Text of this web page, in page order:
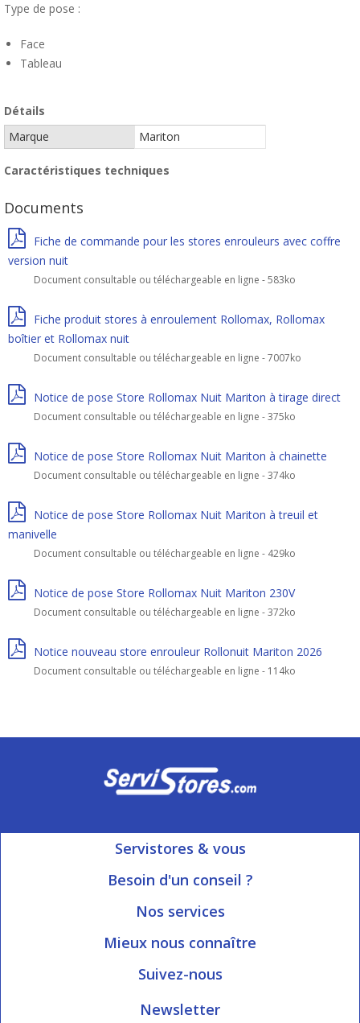
Type de pose :
Face
Tableau
Détails
Marque
Mariton
Caractéristiques techniques
Documents
Fiche de commande pour les stores enrouleurs avec coffre
version nuit
Document consultable ou téléchargeable en ligne - 583ko
Fiche produit stores à enroulement Rollomax, Rollomax
boîtier et Rollomax nuit
Document consultable ou téléchargeable en ligne - 7007ko
Notice de pose Store Rollomax Nuit Mariton à tirage direct
Document consultable ou téléchargeable en ligne - 375ko
Notice de pose Store Rollomax Nuit Mariton à chainette
Document consultable ou téléchargeable en ligne - 374ko
Notice de pose Store Rollomax Nuit Mariton à treuil et
manivelle
Document consultable ou téléchargeable en ligne - 429ko
Notice de pose Store Rollomax Nuit Mariton 230V
Document consultable ou téléchargeable en ligne - 372ko
Notice nouveau store enrouleur Rollonuit Mariton 2026
Document consultable ou téléchargeable en ligne - 114ko
Servistores & vous
Mon compte
Besoin d'un conseil ?
Ouvert du Lundi au Vendredi
Nos services
Informations livraison
Blog Servistores
Plan du site
Mieux nous connaître
Qui sommes-nous?
Suivez-nous
Newsletter